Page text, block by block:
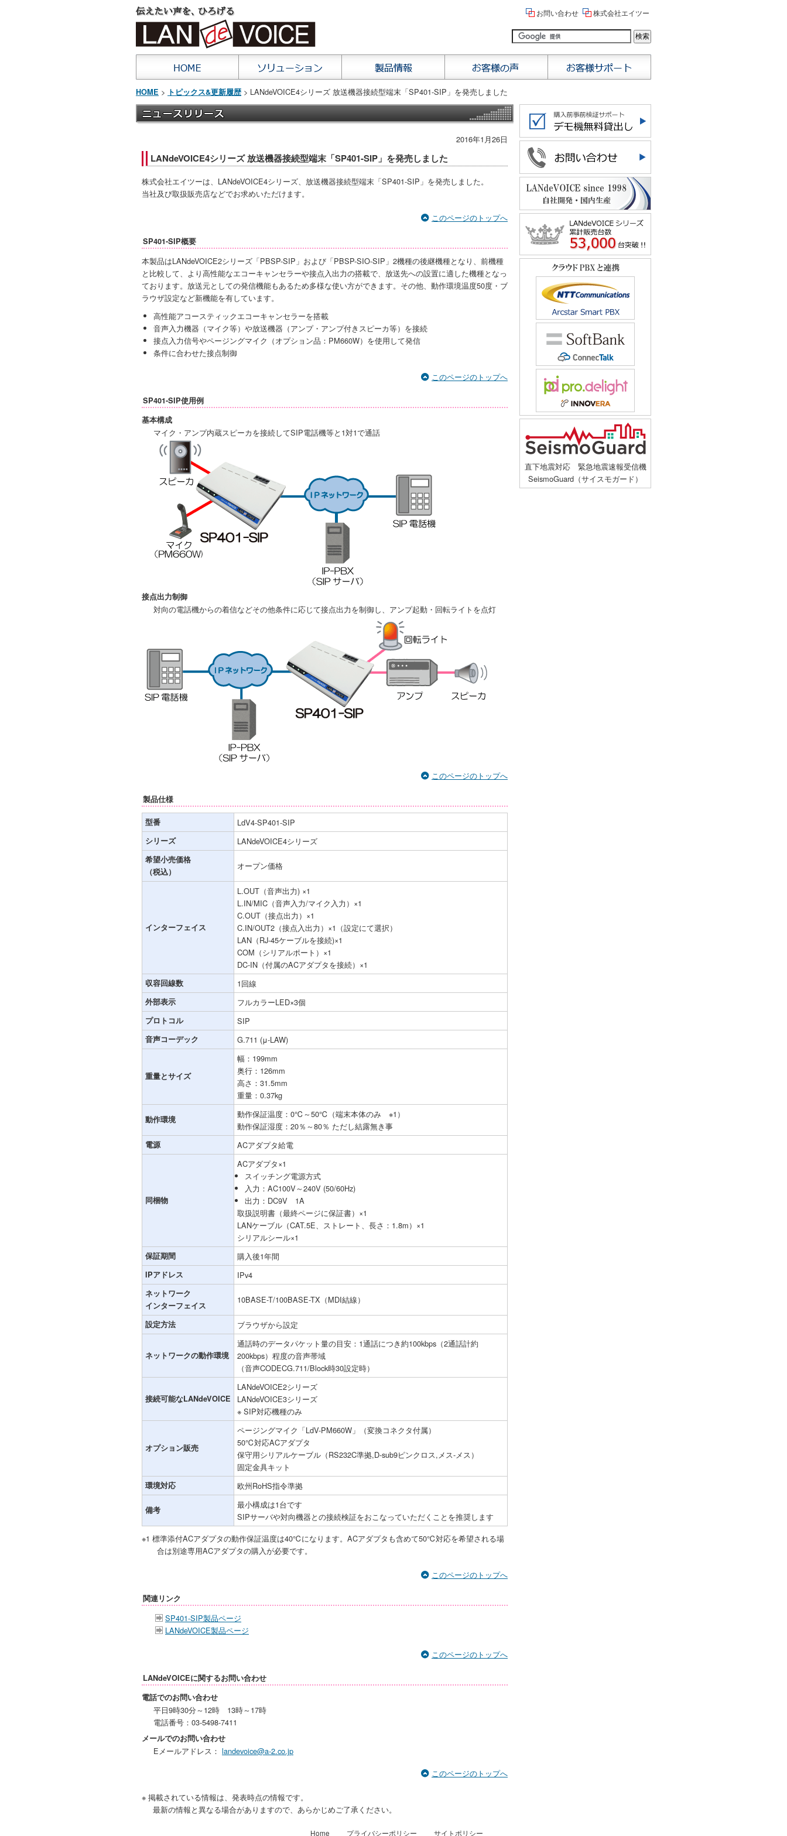
お問い合わせ 株式会社エイツー
HOME > トピックス&更新履歴 > LANdeVOICE4シリーズ 放送機器接続型端末「SP401-SIP」を発売しました
直下地震対応 緊急地震速報受信機
SeismoGuard（サイスモガード）
2016年1月26日
LANdeVOICE4シリーズ 放送機器接続型端末「SP401-SIP」を発売しました
株式会社エイツーは、LANdeVOICE4シリーズ、放送機器接続型端末「SP401-SIP」を発売しました。
当社及び取扱販売店などでお求めいただけます。
このページのトップへ
SP401-SIP概要
本製品はLANdeVOICE2シリーズ「PBSP-SIP」および「PBSP-SIO-SIP」2機種の後継機種となり、前機種
と比較して、より高性能なエコーキャンセラーや接点入出力の搭載で、放送先への設置に適した機種となっ
ております。放送元としての発信機能もあるため多様な使い方ができます。その他、動作環境温度50度・ブ
ラウザ設定など新機能を有しています。
高性能アコースティックエコーキャンセラーを搭載
音声入力機器（マイク等）や放送機器（アンプ・アンプ付きスピーカ等）を接続
接点入力信号やページングマイク（オプション品：PM660W）を使用して発信
条件に合わせた接点制御
このページのトップへ
SP401-SIP使用例
基本構成
マイク・アンプ内蔵スピーカを接続してSIP電話機等と1対1で通話
接点出力制御
対向の電話機からの着信などその他条件に応じて接点出力を制御し、アンプ起動・回転ライトを点灯
このページのトップへ
製品仕様
型番 LdV4-SP401-SIP
シリーズ LANdeVOICE4シリーズ
希望小売価格
（税込）
オープン価格
インターフェイス
L.OUT（音声出力) ×1
L.IN/MIC（音声入力/マイク入力）×1
C.OUT（接点出力）×1
C.IN/OUT2（接点入出力）×1（設定にて選択）
LAN（RJ-45ケーブルを接続)×1
COM（シリアルポート）×1
DC-IN（付属のACアダプタを接続）×1
収容回線数 1回線
外部表示 フルカラーLED×3個
プロトコル SIP
音声コーデック G.711 (μ-LAW)
重量とサイズ
幅：199mm
奥行：126mm
高さ：31.5mm
重量：0.37kg
動作環境
動作保証温度：0℃～50℃（端末本体のみ ※1）
動作保証湿度：20％～80％ ただし結露無き事
電源 ACアダプタ給電
同梱物
ACアダプタ×1
スイッチング電源方式
入力：AC100V～240V (50/60Hz)
出力：DC9V 1A
取扱説明書（最終ページに保証書）×1
LANケーブル（CAT.5E、ストレート、長さ：1.8m）×1
シリアルシール×1
保証期間 購入後1年間
IPアドレス IPv4
ネットワーク
インターフェイス
10BASE-T/100BASE-TX（MDI結線）
設定方法 ブラウザから設定
ネットワークの動作環境
通話時のデータパケット量の目安：1通話につき約100kbps（2通話計約
200kbps）程度の音声帯域
（音声CODECG.711/Block時30設定時）
接続可能なLANdeVOICE
LANdeVOICE2シリーズ
LANdeVOICE3シリーズ
※ SIP対応機種のみ
オプション販売
ページングマイク「LdV-PM660W」（変換コネクタ付属）
50℃対応ACアダプタ
保守用シリアルケーブル（RS232C準拠,D-sub9ピンクロス,メス-メス）
固定金具キット
環境対応 欧州RoHS指令準拠
備考
最小構成は1台です
SIPサーバや対向機器との接続検証をおこなっていただくことを推奨します
※1 標準添付ACアダプタの動作保証温度は40℃になります。ACアダプタも含めて50℃対応を希望される場
合は別途専用ACアダプタの購入が必要です。
このページのトップへ
関連リンク
SP401-SIP製品ページ
LANdeVOICE製品ページ
このページのトップへ
LANdeVOICEに関するお問い合わせ
電話でのお問い合わせ
平日9時30分～12時 13時～17時
電話番号：03-5498-7411
メールでのお問い合わせ
Eメールアドレス： landevoice@a-2.co.jp
このページのトップへ
※ 掲載されている情報は、発表時点の情報です。
最新の情報と異なる場合がありますので、あらかじめご了承ください。
Home プライバシーポリシー サイトポリシー